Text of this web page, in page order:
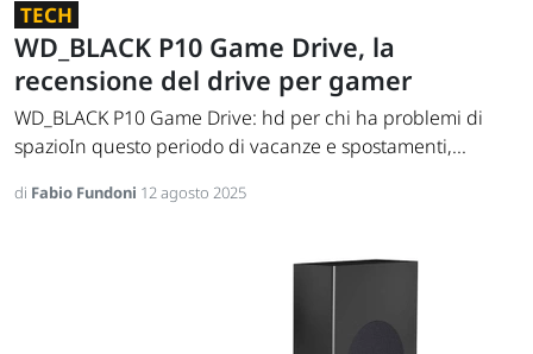
TECH
WD_BLACK P10 Game Drive, la
recensione del drive per gamer
WD_BLACK P10 Game Drive: hd per chi ha problemi di
spazioIn questo periodo di vacanze e spostamenti,...
di Fabio Fundoni 12 agosto 2025